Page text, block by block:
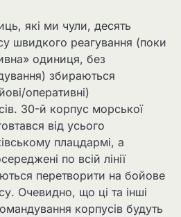
які ми чули, десять
швидкого реагування (поки
одиниця, без
збираються
оперативні)
30-й корпус морської
від усього
плацдармі, а
по всій лінії
перетворити на бойове
Очевидно, що ці та інші
корпусів будуть